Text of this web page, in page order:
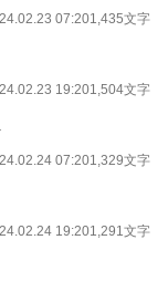
07:201,435文字
19:201,504文字
07:201,329文字
19:201,291文字